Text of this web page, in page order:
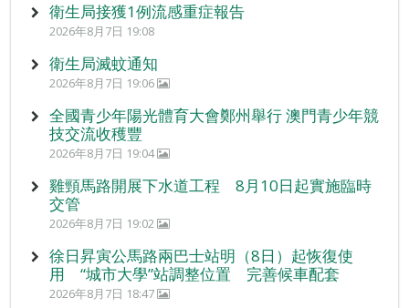
衛生局接獲1例流感重症報告
2026年8月7日 19:08
衛生局滅蚊通知
2026年8月7日 19:06
全國青少年陽光體育大會鄭州舉行 澳門青少年競
技交流收穫豐
2026年8月7日 19:04
雞頸馬路開展下水道工程 8月10日起實施臨時
交管
2026年8月7日 19:02
徐日昇寅公馬路兩巴士站明（8日）起恢復使
用 “城市大學”站調整位置 完善候車配套
2026年8月7日 18:47